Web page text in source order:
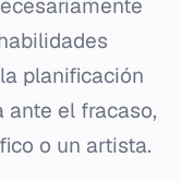
planificación
ante el fracaso,
o un artista.